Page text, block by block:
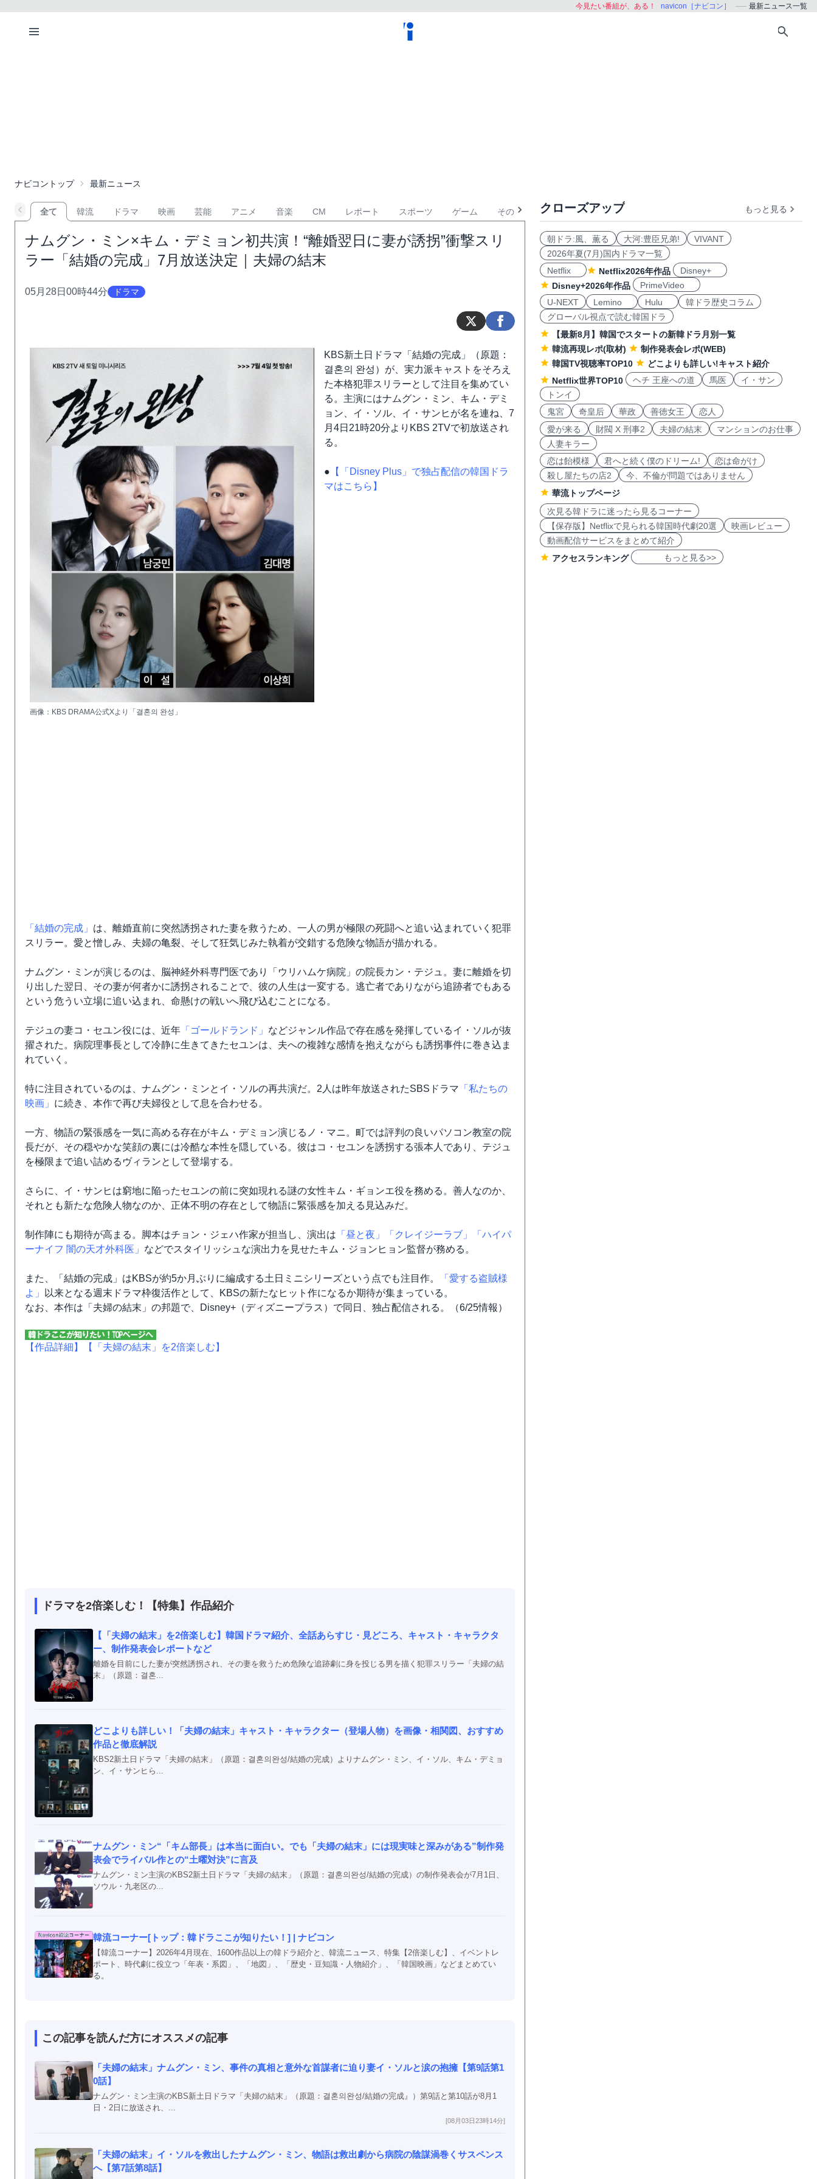
今見たい番組が、ある！ navicon［ナビコン］ 最新ニュース一覧
ナビコントップ 最新ニュース
全て 韓流 ドラマ 映画 芸能 アニメ 音楽 CM レポート スポーツ ゲーム その他
ナムグン・ミン×キム・デミョン初共演！“離婚翌日に妻が誘拐”衝撃スリ
ラー「結婚の完成」7月放送決定｜夫婦の結末
05月28日00時44分 ドラマ
画像：KBS DRAMA公式Xより「결혼의 완성」
KBS新土日ドラマ「結婚の完成」（原題：
결혼의 완성）が、実力派キャストをそろえ
た本格犯罪スリラーとして注目を集めてい
る。主演にはナムグン・ミン、キム・デミ
ョン、イ・ソル、イ・サンヒが名を連ね、7
月4日21時20分よりKBS 2TVで初放送され
る。
● 【「Disney Plus」で独占配信の韓国ドラ
マはこちら】
「結婚の完成」 は、離婚直前に突然誘拐された妻を救うため、一人の男が極限の死闘へと追い込まれていく犯罪
スリラー。愛と憎しみ、夫婦の亀裂、そして狂気じみた執着が交錯する危険な物語が描かれる。
ナムグン・ミンが演じるのは、脳神経外科専門医であり「ウリハムケ病院」の院長カン・テジュ。妻に離婚を切
り出した翌日、その妻が何者かに誘拐されることで、彼の人生は一変する。逃亡者でありながら追跡者でもある
という危うい立場に追い込まれ、命懸けの戦いへ飛び込むことになる。
テジュの妻コ・セユン役には、近年 「ゴールドランド」 などジャンル作品で存在感を発揮しているイ・ソルが抜
擢された。病院理事長として冷静に生きてきたセユンは、夫への複雑な感情を抱えながらも誘拐事件に巻き込ま
れていく。
特に注目されているのは、ナムグン・ミンとイ・ソルの再共演だ。2人は昨年放送されたSBSドラマ 「私たちの
映画」 に続き、本作で再び夫婦役として息を合わせる。
一方、物語の緊張感を一気に高める存在がキム・デミョン演じるノ・マニ。町では評判の良いパソコン教室の院
長だが、その穏やかな笑顔の裏には冷酷な本性を隠している。彼はコ・セユンを誘拐する張本人であり、テジュ
を極限まで追い詰めるヴィランとして登場する。
さらに、イ・サンヒは窮地に陥ったセユンの前に突如現れる謎の女性キム・ギョンエ役を務める。善人なのか、
それとも新たな危険人物なのか、正体不明の存在として物語に緊張感を加える見込みだ。
制作陣にも期待が高まる。脚本はチョン・ジェハ作家が担当し、演出は 「昼と夜」 「クレイジーラブ」
「ハイパ
ーナイフ 闇の天才外科医」 などでスタイリッシュな演出力を見せたキム・ジョンヒョン監督が務める。
また、「結婚の完成」はKBSが約5か月ぶりに編成する土日ミニシリーズという点でも注目作。
「愛する盗賊様
よ」
以来となる週末ドラマ枠復活作として、KBSの新たなヒット作になるか期待が集まっている。
なお、本作は「夫婦の結末」の邦題で、Disney+（ディズニープラス）で同日、独占配信される。（6/25情報）
【作品詳細】 【「夫婦の結末」を2倍楽しむ】
ドラマを2倍楽しむ！【特集】作品紹介
【「夫婦の結末」を2倍楽しむ】韓国ドラマ紹介、全話あらすじ・見どころ、キャスト・キャラクタ
ー、制作発表会レポートなど
離婚を目前にした妻が突然誘拐され、その妻を救うため危険な追跡劇に身を投じる男を描く犯罪スリラー「夫婦の結
末」（原題：결혼...
どこよりも詳しい！「夫婦の結末」キャスト・キャラクター（登場人物）を画像・相関図、おすすめ
作品と徹底解説
KBS2新土日ドラマ「夫婦の結末」（原題：결혼의완성/結婚の完成）よりナムグン・ミン、イ・ソル、キム・デミョ
ン、イ・サンヒら...
ナムグン・ミン“「キム部長」は本当に面白い。でも「夫婦の結末」には現実味と深みがある”制作発
表会でライバル作との“土曜対決”に言及
ナムグン・ミン主演のKBS2新土日ドラマ「夫婦の結末」（原題：결혼의완성/結婚の完成）の制作発表会が7月1日、
ソウル・九老区の...
韓流コーナー[トップ：韓ドラここが知りたい！] | ナビコン
【韓流コーナー】2026年4月現在、1600作品以上の韓ドラ紹介と、韓流ニュース、特集【2倍楽しむ】、イベントレ
ポート、時代劇に役立つ「年表・系図」、「地図」、「歴史・豆知識・人物紹介」、「韓国映画」などまとめてい
る。
この記事を読んだ方にオススメの記事
「夫婦の結末」ナムグン・ミン、事件の真相と意外な首謀者に迫り妻イ・ソルと涙の抱擁【第9話第1
0話】
ナムグン・ミン主演のKBS新土日ドラマ「夫婦の結末」（原題：결혼의완성/結婚の完成』）第9話と第10話が8月1
日・2日に放送され、...
[08月03日23時14分]
「夫婦の結末」イ・ソルを救出したナムグン・ミン、物語は救出劇から病院の陰謀渦巻くサスペンス
へ【第7話第8話】
クローズアップ もっと見る
朝ドラ:風、薫る 大河:豊臣兄弟!
VIVANT
2026年夏(7月)国内ドラマ一覧
Netflix
Netflix2026年作品
Disney+
Disney+2026年作品
PrimeVideo
U-NEXT
Lemino Hulu
韓ドラ歴史コラム
グローバル視点で読む韓国ドラ
【最新8月】韓国でスタートの新韓ドラ月別一覧
韓流再現レポ(取材)
制作発表会レポ(WEB)
韓国TV視聴率TOP10
どこよりも詳しい!キャスト紹介
Netflix世界TOP10
ヘチ 王座への道 馬医
イ・サン
トンイ
鬼宮
奇皇后 華政 善徳女王
恋人
愛が来る
財閥 X 刑事2 夫婦の結末
マンションのお仕事
人妻キラー
恋は飴模様
君へと続く僕のドリーム!
恋は命がけ
殺し屋たちの店2
今、不倫が問題ではありません
華流トップページ
次見る韓ドラに迷ったら見るコーナー
【保存版】Netflixで見られる韓国時代劇20選
映画レビュー
動画配信サービスをまとめて紹介
アクセスランキング
もっと見る>>